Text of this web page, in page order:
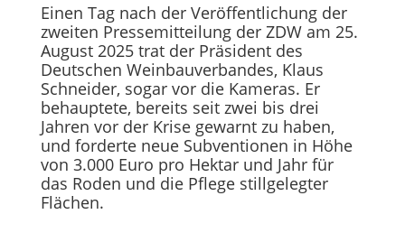
Einen Tag nach der Veröffentlichung der
zweiten Pressemitteilung der ZDW am 25.
August 2025 trat der Präsident des
Deutschen Weinbauverbandes, Klaus
Schneider, sogar vor die Kameras. Er
behauptete, bereits seit zwei bis drei
Jahren vor der Krise gewarnt zu haben,
und forderte neue Subventionen in Höhe
von 3.000 Euro pro Hektar und Jahr für
das Roden und die Pflege stillgelegter
Flächen.